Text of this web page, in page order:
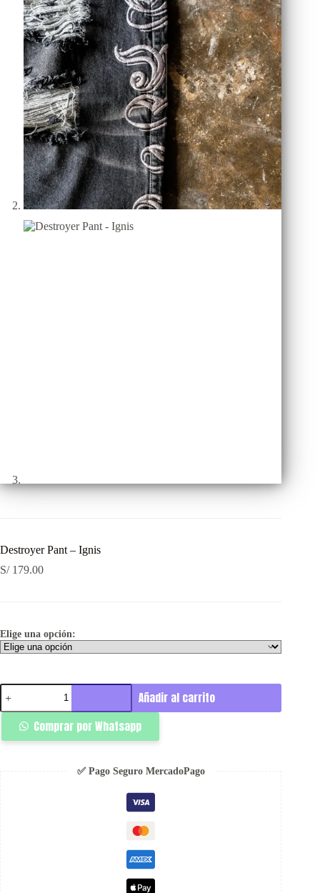
Destroyer Pant – Ignis
S/179.00
Elige una opción:
Destroyer
Pant
-
Ignis
cantidad
Añadir al carrito
Comprar por Whatsapp
✅ Pago Seguro MercadoPago